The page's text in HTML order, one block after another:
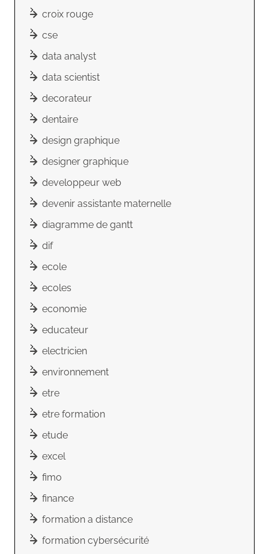
croix rouge
cse
data analyst
data scientist
decorateur
dentaire
design graphique
designer graphique
developpeur web
devenir assistante maternelle
diagramme de gantt
dif
ecole
ecoles
economie
educateur
electricien
environnement
etre
etre formation
etude
excel
fimo
finance
formation a distance
formation cybersécurité